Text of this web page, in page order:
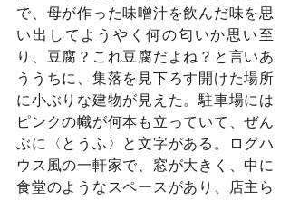
で、母が作った味噌汁を飲んだ味を思
い出してようやく何の匂いか思い至
り、豆腐？これ豆腐だよね？と言いあ
ううちに、集落を見下ろす開けた場所
に小ぶりな建物が見えた。駐車場には
ピンクの幟が何本も立っていて、ぜん
ぶに〈とうふ〉と文字がある。ログハ
ウス風の一軒家で、窓が大きく、中に
食堂のようなスペースがあり、店主ら